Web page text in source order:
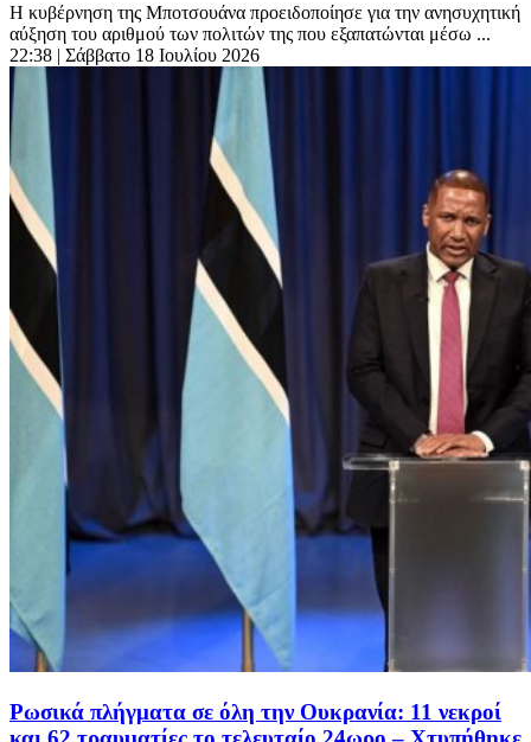
Η κυβέρνηση της Μποτσουάνα προειδοποίησε για την ανησυχητική
αύξηση του αριθμού των πολιτών της που εξαπατώνται μέσω ...
22:38 | Σάββατο 18 Ιουλίου 2026
Ρωσικά πλήγματα σε όλη την Ουκρανία: 11 νεκροί